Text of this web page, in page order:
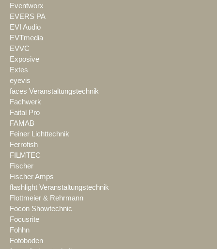
Eventworx
EVERS PA
EVI Audio
EVTmedia
EVVC
Exposive
Extes
eyevis
faces Veranstaltungstechnik
Fachwerk
Faital Pro
FAMAB
Feiner Lichttechnik
Ferrofish
FILMTEC
Fischer
Fischer Amps
flashlight Veranstaltungstechnik
Flottmeier & Rehrmann
Focon Showtechnic
Focusrite
Fohhn
Fotoboden